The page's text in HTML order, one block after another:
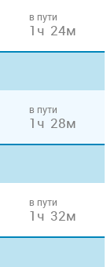
в пути
1ч 24м
в пути
1ч 28м
в пути
1ч 32м